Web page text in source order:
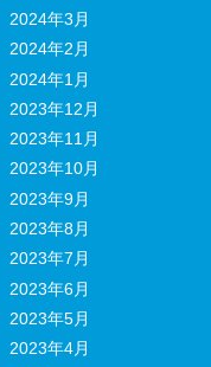
2024年3月
2024年2月
2024年1月
2023年12月
2023年11月
2023年10月
2023年9月
2023年8月
2023年7月
2023年6月
2023年5月
2023年4月